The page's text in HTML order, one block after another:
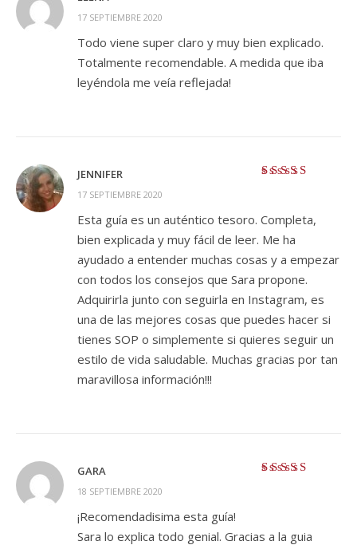
17 SEPTIEMBRE 2020
Todo viene super claro y muy bien explicado.
Totalmente recomendable. A medida que iba
leyéndola me veía reflejada!
JENNIFER
17 SEPTIEMBRE 2020
Esta guía es un auténtico tesoro. Completa,
bien explicada y muy fácil de leer. Me ha
ayudado a entender muchas cosas y a empezar
con todos los consejos que Sara propone.
Adquirirla junto con seguirla en Instagram, es
una de las mejores cosas que puedes hacer si
tienes SOP o simplemente si quieres seguir un
estilo de vida saludable. Muchas gracias por tan
maravillosa información!!!
GARA
18 SEPTIEMBRE 2020
¡Recomendadisima esta guía!
Sara lo explica todo genial. Gracias a la guia